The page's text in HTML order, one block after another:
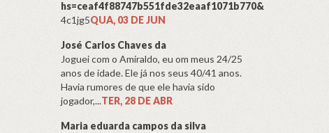
hs=ceaf4f88747b551fde32eaaf1071b770&
4c1jg5QUA, 03 DE JUN
José Carlos Chaves da
Joguei com o Amiraldo, eu om meus 24/25
anos de idade. Ele já nos seus 40/41 anos.
Havia rumores de que ele havia sido
jogador,...TER, 28 DE ABR
Maria eduarda campos da silva